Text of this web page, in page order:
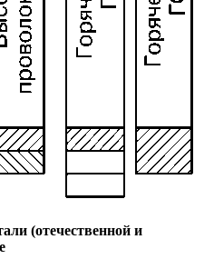
(отечественной и